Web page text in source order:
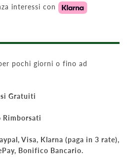
interessi con
pochi giorni o fino ad
Gratuiti
Visa, Klarna (paga in 3 rate),
Bonifico Bancario.